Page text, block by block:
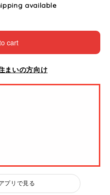
available
cart
まいの方向け
プリで見る